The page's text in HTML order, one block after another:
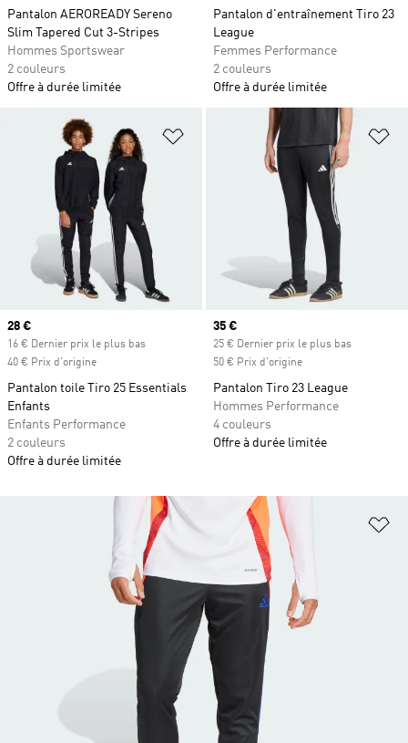
Pantalon AEROREADY Sereno
Slim Tapered Cut 3-Stripes
Hommes Sportswear
2 couleurs
Offre à durée limitée
Pantalon d'entraînement Tiro 23
League
Femmes Performance
2 couleurs
Offre à durée limitée
Ajouter à la Liste de produits
Prix actuel
28 €
16 € Dernier prix le plus bas
40 € Prix d'origine
Pantalon toile Tiro 25 Essentials
Enfants
Enfants Performance
2 couleurs
Offre à durée limitée
Prix actuel
35 €
25 € Dernier prix le plus bas
50 € Prix d'origine
Pantalon Tiro 23 League
Hommes Performance
4 couleurs
Offre à durée limitée